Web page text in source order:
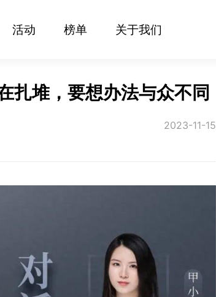
活动 榜单 关于我们
扎堆，要想办法与众不同
2023-11-15